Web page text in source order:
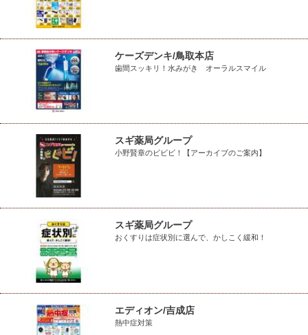
ケーズデンキ/鳥取本店
歯間スッキリ！水みがき オーラルスマイル
スギ薬局グループ
小野賢章のビビビ！【アーカイブのご案内】
スギ薬局グループ
おくすりは症状別に選んで、かしこく緩和！
エディオン/吉成店
熱中症対策